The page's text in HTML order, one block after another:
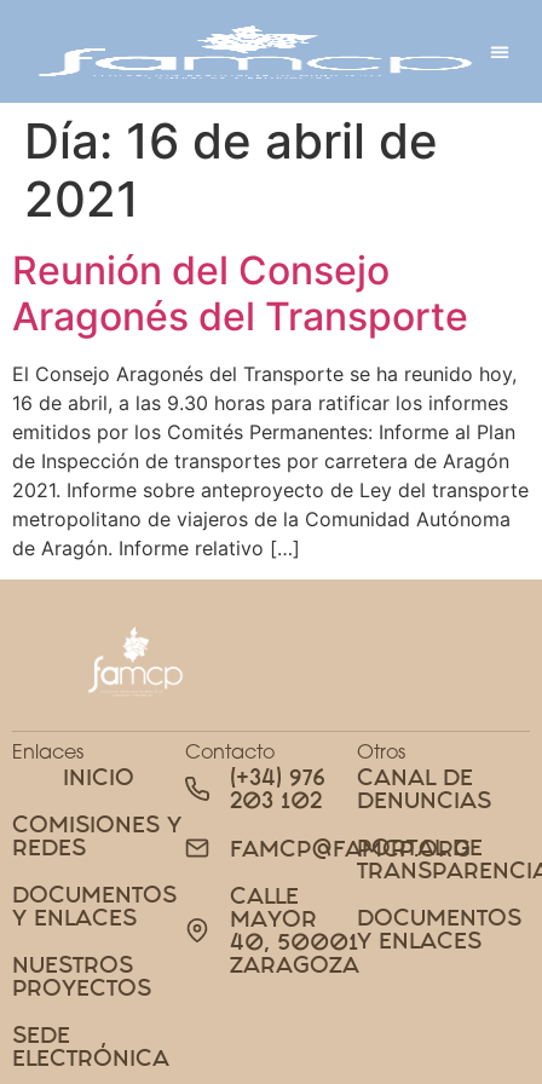
Día: 16 de abril de
2021
Reunión del Consejo
Aragonés del Transporte
El Consejo Aragonés del Transporte se ha reunido hoy,
16 de abril, a las 9.30 horas para ratificar los informes
emitidos por los Comités Permanentes: Informe al Plan
de Inspección de transportes por carretera de Aragón
2021. Informe sobre anteproyecto de Ley del transporte
metropolitano de viajeros de la Comunidad Autónoma
de Aragón. Informe relativo […]
Enlaces
INICIO
COMISIONES Y
REDES
DOCUMENTOS
Y ENLACES
NUESTROS
PROYECTOS
SEDE
ELECTRÓNICA
Contacto
(+34) 976
203 102
FAMCP@FAMCP.ORG
CALLE
MAYOR
40, 50001
ZARAGOZA
Otros
CANAL DE
DENUNCIAS
PORTAL DE
DOCUMENTOS
Y ENLACES